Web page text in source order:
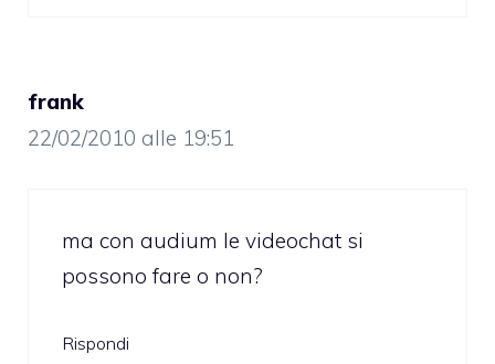
frank
22/02/2010 alle 19:51
ma con audium le videochat si
possono fare o non?
Rispondi